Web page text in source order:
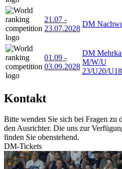
21.07 -
23.07.2028
DM
01.09 -
03.09.2028
DM
M/W/U
23/U20/
Kontakt
Bitte wenden Sie sich bei Fragen zu
den Ausrichter. Die uns zur
finden Sie obenstehend.
DM-Tickets